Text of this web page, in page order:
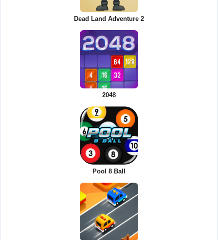
Dead Land Adventure 2
2048
Pool 8 Ball